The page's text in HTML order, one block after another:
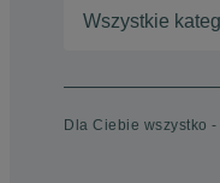
Wszystkie
Dla Ciebie wszystko